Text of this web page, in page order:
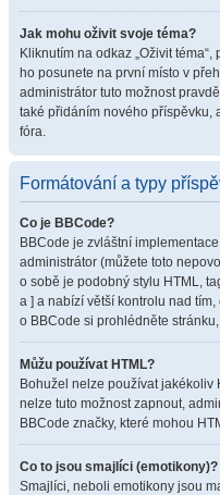
Jak mohu oživit svoje téma?
Kliknutím na odkaz „Oživit
ho posunete na první místo v
administrátor tuto možnost
také přidáním nového příspěvku,
fóra.
Formátování a typy
Co je BBCode?
BBCode je zvláštní
administrátor (můžete toto
o sobě je podobný stylu HTML,
a ] a nabízí větší kontrolu nad
o BBCode si prohlédněte
Můžu používat HTML?
Bohužel nelze používat jakékoliv
nelze tuto možnost zapnout,
BBCode značky, které mohou
Co to jsou smajlíci (emotikony)?
Smajlíci, neboli emotikony jsou